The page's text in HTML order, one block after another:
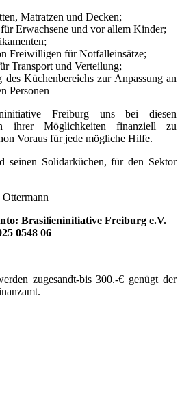
Matratzen und Decken;
Erwachsene und vor allem Kinder;
Freiwilligen für Notfalleinsätze;
Transport und Verteilung;
Küchenbereichs zur Anpassung an
Personen
Freiburg uns bei diesen
ihrer Möglichkeiten finanziell zu
Voraus für jede mögliche Hilfe.
Solidarküchen, für den Sektor
Brasilieninitiative Freiburg e.V.
0548 06
zugesandt-bis 300.-€ genügt der